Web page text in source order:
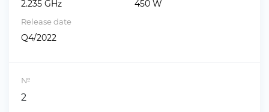
2.235 GHz 450 W
Release date
Q4/2022
№
2